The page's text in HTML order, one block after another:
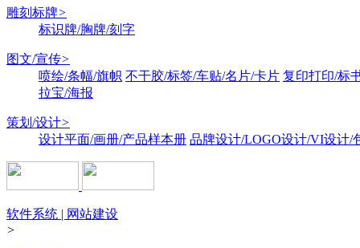
雕刻标牌>
标识牌/胸牌/刻字
图文/宣传>
喷绘/条幅/旗帜 不干胶/标签/车贴/名片/卡片 复印打印/标
拉宝/海报
策划/设计>
设计平面/画册/产品样本册 品牌设计/LOGO设计/VI设计/
软件系统 | 网站建设
>